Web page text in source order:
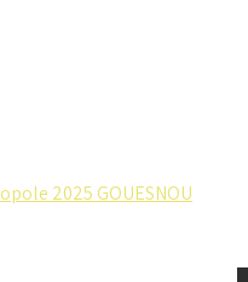
2025 GOUESNOU